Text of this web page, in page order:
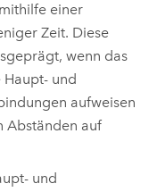
einer
Zeit. Diese
wenn das
und
aufweisen
Abständen auf
und